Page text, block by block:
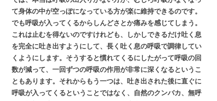
て身体の中が空っぽになっている方が楽に維持できるのです。
でも呼吸が入ってくるからしんどさとか痛みを感じてしまう。
これは止むを得ないのですけれども、しかしできるだけ吐く息
を完全に吐き出すようにして、長く吐く息の呼吸で調律してい
くようにします。そうすると慣れてくるにしたがって呼吸の回
数が減って、一回ずつの呼吸の作用が非常に深くなるというこ
ともあります。それからもう一つは、吐き出された後に直ぐに
呼吸が入ってくるということではなく、自然のクンバカ、無呼